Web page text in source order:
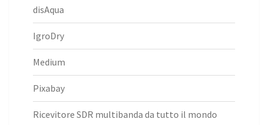
disAqua
IgroDry
Medium
Pixabay
Ricevitore SDR multibanda da tutto il mondo